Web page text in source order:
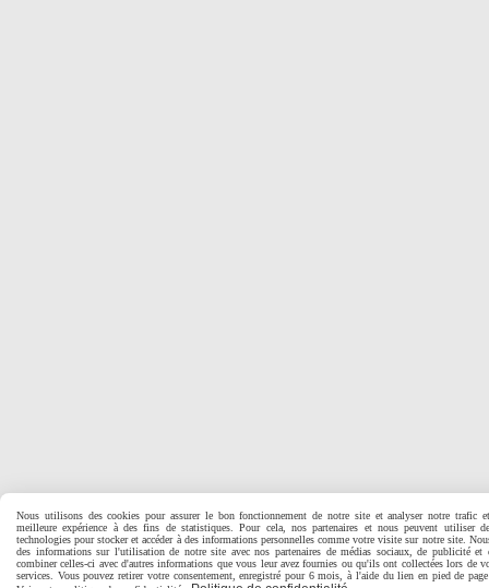
Nous utilisons des cookies pour assurer le bon fonctionnement de notre site et analyser notre trafic
meilleure expérience à des fins de statistiques. Pour cela, nos partenaires et nous peuvent utiliser
technologies pour stocker et accéder à des informations personnelles comme votre visite sur notre site.
des informations sur l'utilisation de notre site avec nos partenaires de médias sociaux, de publicité et
combiner celles-ci avec d'autres informations que vous leur avez fournies ou qu'ils ont collectées lors de
services. Vous pouvez retirer votre consentement, enregistré pour 6 mois, à l'aide du lien en pied de